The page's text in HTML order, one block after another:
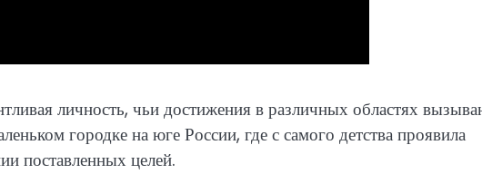
личность, чьи достижения в различных областях
городке на юге России, где с самого детства проявила
поставленных целей.